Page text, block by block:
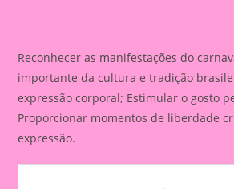
Reconhecer as manifestações do
importante da cultura e tradição
expressão corporal; Estimular o gosto
Proporcionar momentos de liberdade
expressão.